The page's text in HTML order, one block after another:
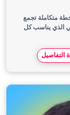
فيت خطة متكاملة تجمع
الذي يناسب كل
التفاصيل